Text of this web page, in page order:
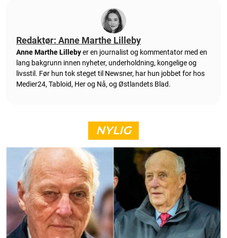
Redaktør: Anne Marthe Lilleby
Anne Marthe Lillebyer en journalist og kommentator med en
lang bakgrunn innen nyheter, underholdning, kongelige og
livsstil. Før hun tok steget til Newsner, har hun jobbet for hos
Medier24, Tabloid, Her og Nå, og Østlandets Blad.
NYLIG